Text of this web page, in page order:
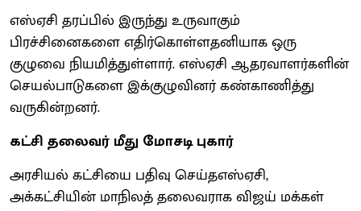
எஸ்ஏசி தரப்பில் இருந்து உருவாகும்
பிரச்சினைகளை எதிர்கொள்ளதனியாக ஒரு
குழுவை நியமித்துள்ளார். எஸ்ஏசி ஆதரவாளர்களின்
செயல்பாடுகளை இக்குழுவினர் கண்காணித்து
வருகின்றனர்.
கட்சி தலைவர் மீது மோசடி புகார்
அரசியல் கட்சியை பதிவு செய்தஎஸ்ஏசி,
அக்கட்சியின் மாநிலத் தலைவராக விஜய் மக்கள்